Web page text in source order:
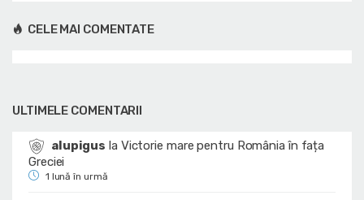
CELE MAI COMENTATE
ULTIMELE COMENTARII
alupigus la Victorie mare pentru România în fața
Greciei
1 lună în urmă